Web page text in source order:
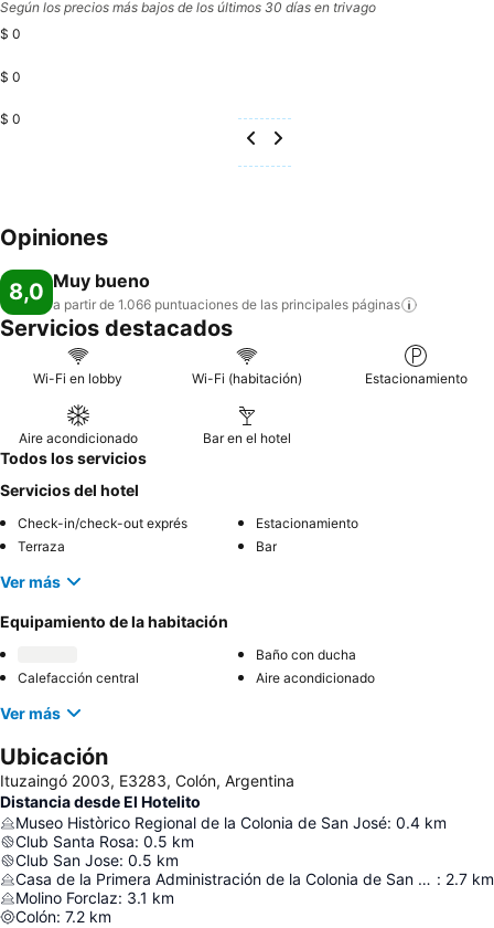
Según los precios más bajos de los últimos 30 días en trivago
$ 0
$ 0
$ 0
Opiniones
8,0 Muy bueno
a partir de 1.066 puntuaciones de las principales páginas
Servicios destacados
Wi-Fi en lobby Wi-Fi (habitación) Estacionamiento
Aire acondicionado Bar en el hotel
Todos los servicios
Servicios del hotel
Check-in/check-out exprés
Estacionamiento
Terraza
Bar
Ver más
Equipamiento de la habitación
Baño con ducha
Calefacción central
Aire acondicionado
Ver más
Ubicación
Ituzaingó 2003, E3283, Colón, Argentina
Distancia desde El Hotelito
Museo Històrico Regional de la Colonia de San José: 0.4 km
Club Santa Rosa: 0.5 km
Club San Jose: 0.5 km
Casa de la Primera Administración de la Colonia de San José : 2.7 km
Molino Forclaz: 3.1 km
Colón: 7.2 km